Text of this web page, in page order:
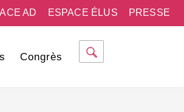
PRESSE
ESPACE ÉLUS
AD
Congrès